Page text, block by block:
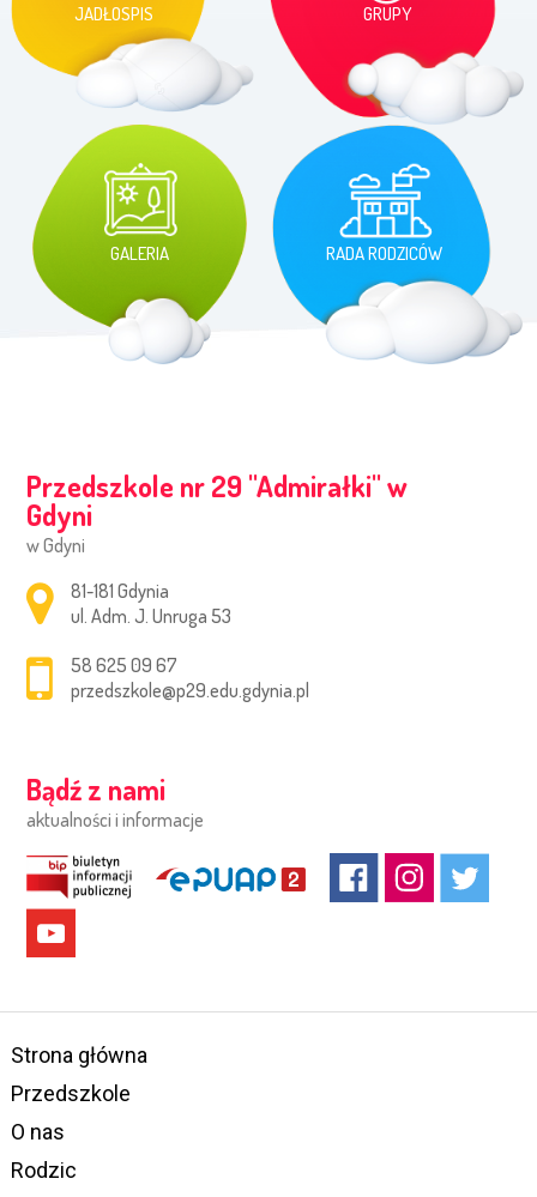
JADŁOSPIS GRUPY
GALERIA RADA RODZICÓW
Przedszkole nr 29 ''Admirałki'' w
Gdyni
w Gdyni
Adres pocztowy:
81-181 Gdynia
ul. Adm. J. Unruga 53
58 625 09 67
przedszkole@p29.edu.gdynia.pl
Bądź z nami
aktualności i informacje
Strona główna
Przedszkole
O nas
Rodzic